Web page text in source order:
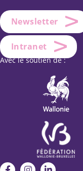
Newsletter
Intranet
Avec le soutien de :